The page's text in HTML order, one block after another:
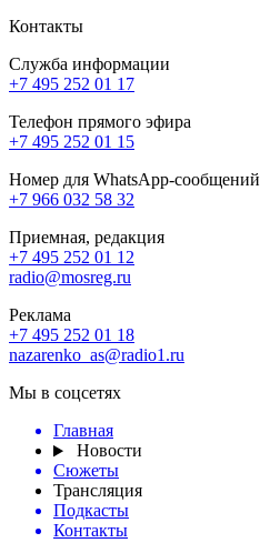
Контакты
Служба информации
+7 495 252 01 17
Телефон прямого эфира
+7 495 252 01 15
Номер для WhatsApp-сообщений
+7 966 032 58 32
Приемная, редакция
+7 495 252 01 12
radio@mosreg.ru
Реклама
+7 495 252 01 18
nazarenko_as@radio1.ru
Мы в соцсетях
Главная
Новости
Сюжеты
Трансляция
Подкасты
Контакты